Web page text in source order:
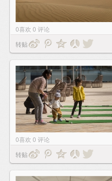
0喜欢 0 评论
转贴
0喜欢 0 评论
转贴